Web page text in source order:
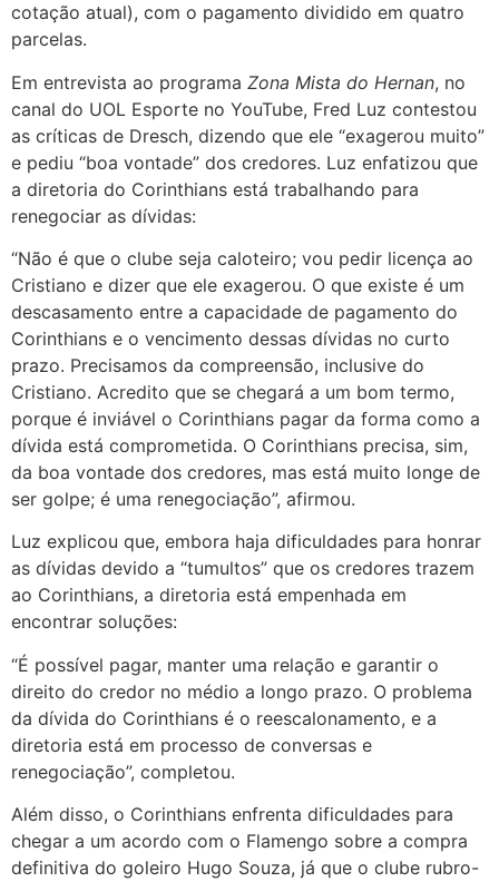
cotação atual), com o pagamento dividido em quatro
parcelas.
Em entrevista ao programa Zona Mista do Hernan, no
canal do UOL Esporte no YouTube, Fred Luz contestou
as críticas de Dresch, dizendo que ele “exagerou muito”
e pediu “boa vontade” dos credores. Luz enfatizou que
a diretoria do Corinthians está trabalhando para
renegociar as dívidas:
“Não é que o clube seja caloteiro; vou pedir licença ao
Cristiano e dizer que ele exagerou. O que existe é um
descasamento entre a capacidade de pagamento do
Corinthians e o vencimento dessas dívidas no curto
prazo. Precisamos da compreensão, inclusive do
Cristiano. Acredito que se chegará a um bom termo,
porque é inviável o Corinthians pagar da forma como a
dívida está comprometida. O Corinthians precisa, sim,
da boa vontade dos credores, mas está muito longe de
ser golpe; é uma renegociação”, afirmou.
Luz explicou que, embora haja dificuldades para honrar
as dívidas devido a “tumultos” que os credores trazem
ao Corinthians, a diretoria está empenhada em
encontrar soluções:
“É possível pagar, manter uma relação e garantir o
direito do credor no médio a longo prazo. O problema
da dívida do Corinthians é o reescalonamento, e a
diretoria está em processo de conversas e
renegociação”, completou.
Além disso, o Corinthians enfrenta dificuldades para
chegar a um acordo com o Flamengo sobre a compra
definitiva do goleiro Hugo Souza, já que o clube rubro-